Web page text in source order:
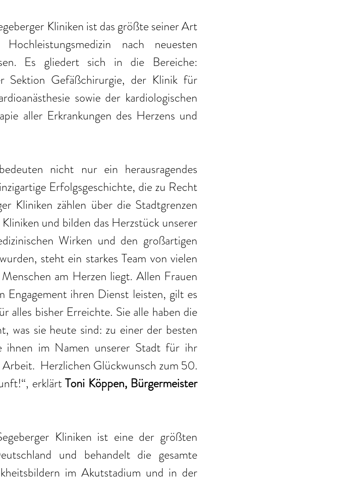
Kliniken ist das größte seiner Art
nach neuesten
Es gliedert sich in die Bereiche:
Sektion Gefäßchirurgie, der Klinik für
sowie der kardiologischen
aller Erkrankungen des Herzens und
nicht nur ein herausragendes
Erfolgsgeschichte, die zu Recht
Kliniken zählen über die Stadtgrenzen
und bilden das Herzstück unserer
Wirken und den großartigen
steht ein starkes Team von vielen
am Herzen liegt. Allen Frauen
Engagement ihren Dienst leisten, gilt es
alles bisher Erreichte. Sie alle haben die
was sie heute sind: zu einer der besten
ihnen im Namen unserer Stadt für ihr
Herzlichen Glückwunsch zum 50.
erklärt Toni Köppen, Bürgermeister
Kliniken ist eine der größten
und behandelt die gesamte
im Akutstadium und in der